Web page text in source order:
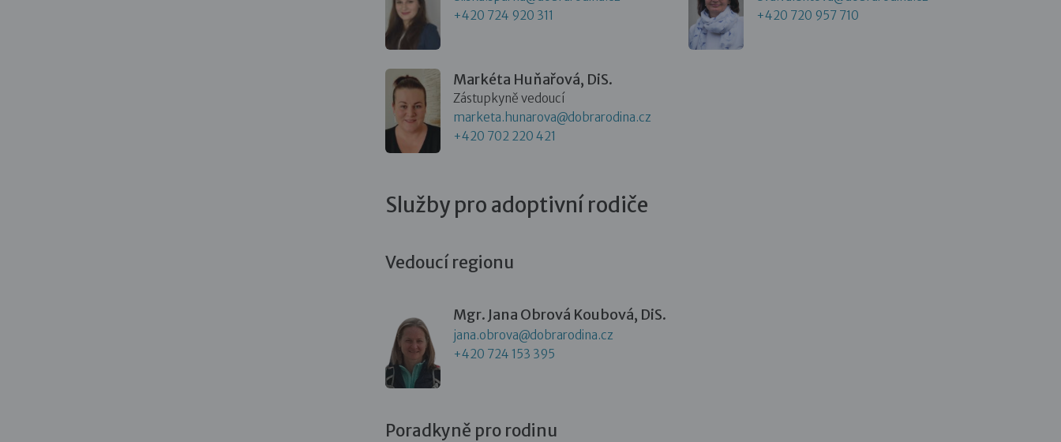
+420 724 920 311
+420 720 957 710
Markéta Huňařová, DiS.
Zástupkyně vedoucí
marketa.hunarova@dobrarodina.cz
+420 702 220 421
Služby pro adoptivní rodiče
Vedoucí regionu
Mgr. Jana Obrová Koubová, DiS.
jana.obrova@dobrarodina.cz
+420 724 153 395
Poradkyně pro rodinu